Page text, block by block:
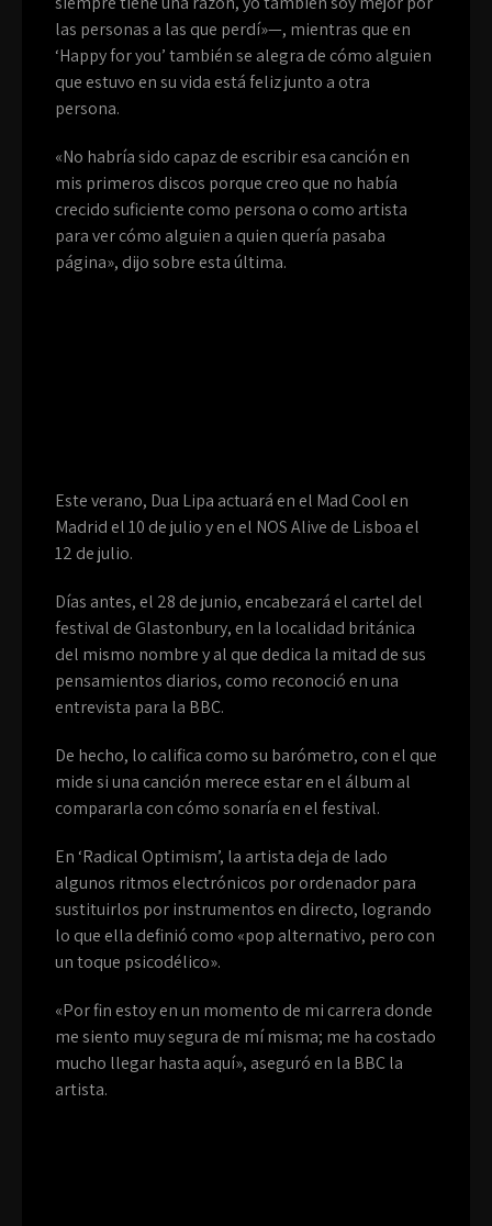
las personas a las que perdí»—, mientras que en
‘Happy for you’ también se alegra de cómo alguien
que estuvo en su vida está feliz junto a otra
persona.
«No habría sido capaz de escribir esa canción en
mis primeros discos porque creo que no había
crecido suficiente como persona o como artista
para ver cómo alguien a quien quería pasaba
página», dijo sobre esta última.
Este verano, Dua Lipa actuará en el Mad Cool en
Madrid el 10 de julio y en el NOS Alive de Lisboa el
12 de julio.
Días antes, el 28 de junio, encabezará el cartel del
festival de Glastonbury, en la localidad británica
del mismo nombre y al que dedica la mitad de sus
pensamientos diarios, como reconoció en una
entrevista para la BBC.
De hecho, lo califica como su barómetro, con el que
mide si una canción merece estar en el álbum al
compararla con cómo sonaría en el festival.
En ‘Radical Optimism’, la artista deja de lado
algunos ritmos electrónicos por ordenador para
sustituirlos por instrumentos en directo, logrando
lo que ella definió como «pop alternativo, pero con
un toque psicodélico».
«Por fin estoy en un momento de mi carrera donde
me siento muy segura de mí misma; me ha costado
mucho llegar hasta aquí», aseguró en la BBC la
artista.